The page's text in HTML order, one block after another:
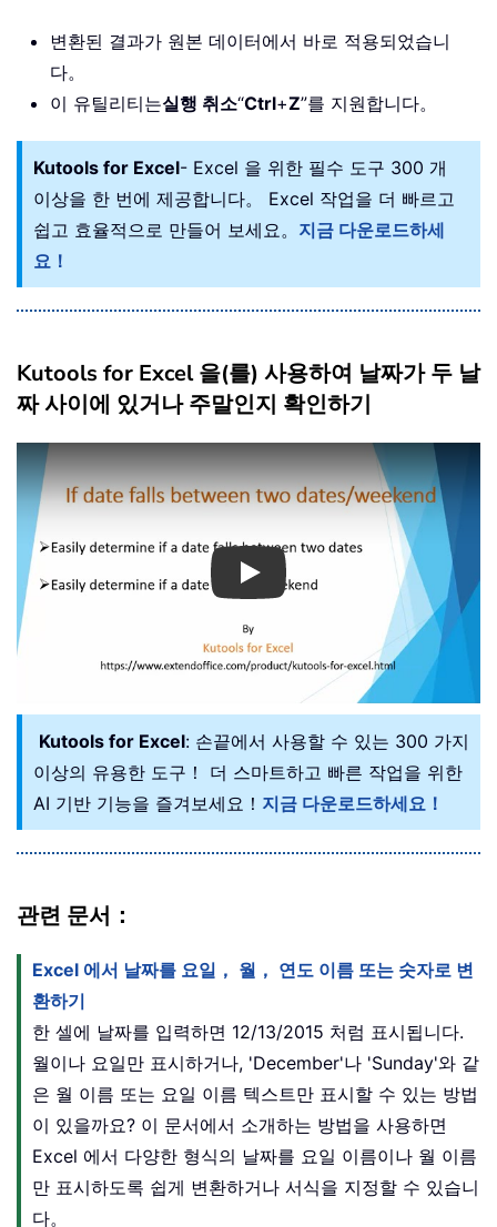
변환된 결과가 원본 데이터에서 바로 적용되었습니
다。
이 유틸리티는실행 취소“Ctrl+Z”를 지원합니다。
Kutools for Excel- Excel 을 위한 필수 도구 300 개
이상을 한 번에 제공합니다。 Excel 작업을 더 빠르고
쉽고 효율적으로 만들어 보세요。 지금 다운로드하세
요！
Kutools for Excel 을(를) 사용하여 날짜가 두 날
짜 사이에 있거나 주말인지 확인하기
Play
Kutools for Excel: 손끝에서 사용할 수 있는 300 가지
이상의 유용한 도구！ 더 스마트하고 빠른 작업을 위한
AI 기반 기능을 즐겨보세요！ 지금 다운로드하세요！
관련 문서：
Excel 에서 날짜를 요일， 월， 연도 이름 또는 숫자로 변
환하기
한 셀에 날짜를 입력하면 12/13/2015 처럼 표시됩니다.
월이나 요일만 표시하거나, 'December'나 'Sunday'와 같
은 월 이름 또는 요일 이름 텍스트만 표시할 수 있는 방법
이 있을까요? 이 문서에서 소개하는 방법을 사용하면
Excel 에서 다양한 형식의 날짜를 요일 이름이나 월 이름
만 표시하도록 쉽게 변환하거나 서식을 지정할 수 있습니
다。